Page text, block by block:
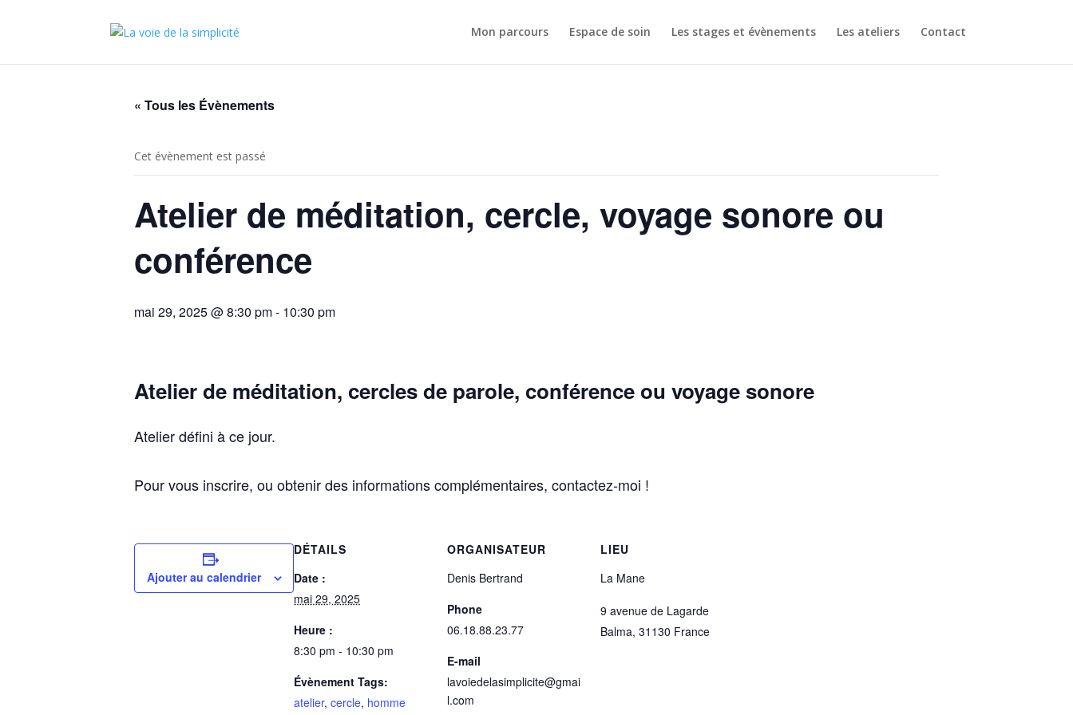
Mon parcours Espace de soin Les stages et évènements Les ateliers Contact
« Tous les Évènements
Cet évènement est passé
Atelier de méditation, cercle, voyage sonore ou
conférence
mai 29, 2025 @ 8:30 pm- 10:30 pm
Atelier de méditation, cercles de parole, conférence ou voyage sonore
Atelier défini à ce jour.
Pour vous inscrire, ou obtenir des informationscomplémentaires, contactez-moi !
Ajouter au calendrier
DÉTAILS
Date :
mai 29, 2025
Heure :
8:30 pm - 10:30 pm
Évènement Tags:
atelier, cercle, homme
ORGANISATEUR
Denis Bertrand
Phone
06.18.88.23.77
E-mail
lavoiedelasimplicite@gmai
l.com
LIEU
La Mane
9 avenue de Lagarde
Balma, 31130 France